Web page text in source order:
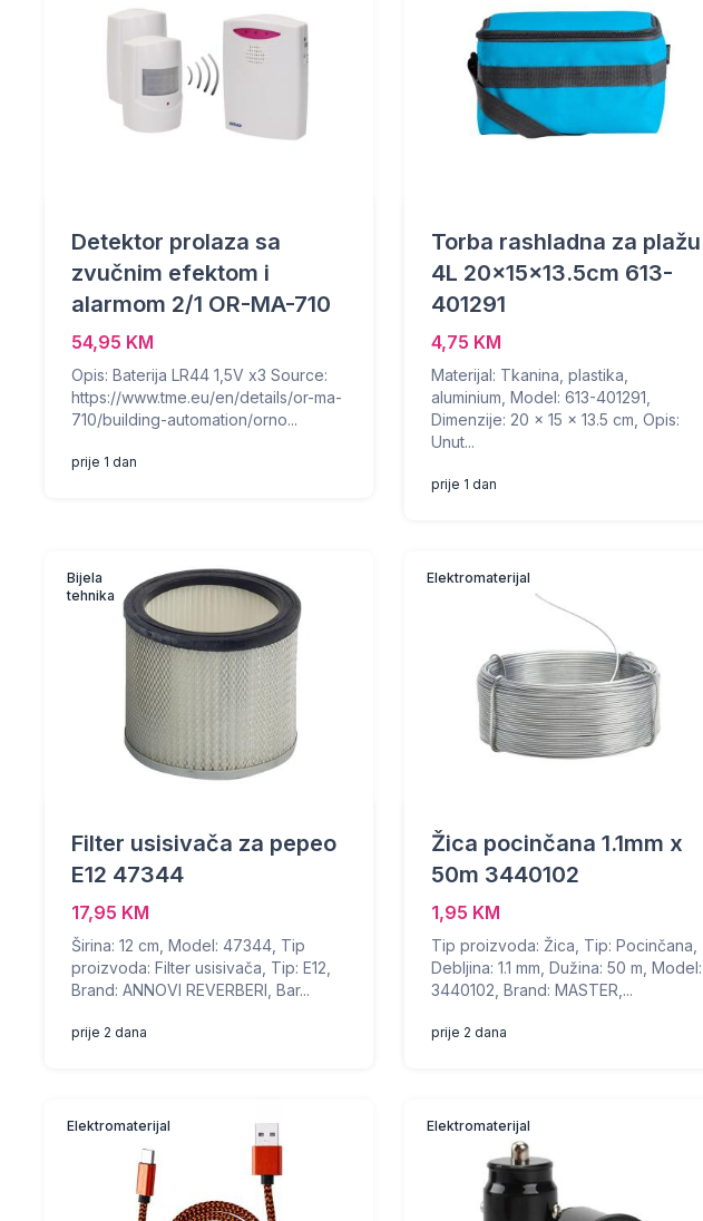
Detektor prolaza sa
zvučnim efektom i
alarmom 2/1 OR-MA-710
54,95 KM
Opis: Baterija LR44 1,5V x3 Source:
https://www.tme.eu/en/details/or-ma-
710/building-automation/orno...
prije 1 dan
Torba rashladna za plažu
4L 20x15x13.5cm 613-
401291
4,75 KM
Materijal: Tkanina, plastika,
aluminium, Model: 613-401291,
Dimenzije: 20 x 15 x 13.5 cm, Opis:
Unut...
prije 1 dan
Bijela
tehnika
Filter usisivača za pepeo
E12 47344
17,95 KM
Širina: 12 cm, Model: 47344, Tip
proizvoda: Filter usisivača, Tip: E12,
Brand: ANNOVI REVERBERI, Bar...
prije 2 dana
Elektromaterijal
Žica pocinčana 1.1mm x
50m 3440102
1,95 KM
Tip proizvoda: Žica, Tip: Pocinčana,
Debljina: 1.1 mm, Dužina: 50 m, Model:
3440102, Brand: MASTER,...
prije 2 dana
Elektromaterijal Elektromaterijal